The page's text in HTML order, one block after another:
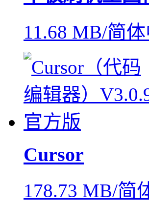
11.68 MB/简
Cursor
178.73 MB/简